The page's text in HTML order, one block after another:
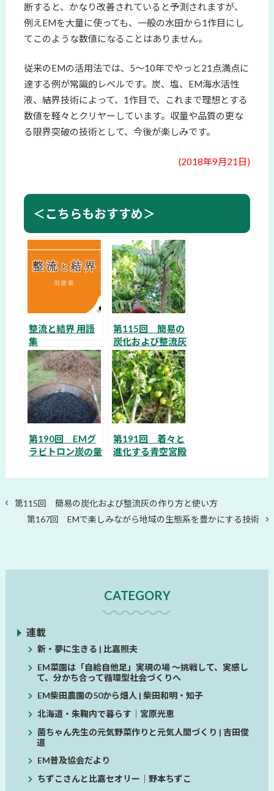
断すると、かなり改善されていると予測されますが、
例えEMを大量に使っても、一般の水田から1作目にし
てこのような数値になることはありません。
従来のEMの活用法では、5～10年でやっと21点満点に
達する例が常識的レベルです。炭、塩、EM海水活性
液、結界技術によって、1作目で、これまで理想とする
数値を軽々とクリヤーしています。収量や品質の更な
る限界突破の技術として、今後が楽しみです。
(2018年9月21日)
＜こちらもおすすめ＞
整流と結界 用語
集
第115回 簡易の
炭化および整流灰
の作り方と使い方
第190回 EMグ
ラビトロン炭の量
第191回 着々と
進化する青空宮殿
過
第115回 簡易の炭化および整流灰の作り方と使い方
次
第167回 EMで楽しみながら地域の生態系を豊かにする技術
CATEGORY
連載
新・夢に生きる | 比嘉照夫
EM菜園は「自給自他足」実現の場 ～挑戦して、実感し
て、分かち合って循環型社会づくりへ
EM柴田農園の50から畑人 | 柴田和明・知子
北海道・朱鞠内で暮らす│宮原光恵
菌ちゃん先生の元気野菜作りと元気人間づくり | 吉田俊
道
EM普及協会だより
ちずこさんと比嘉セオリー│野本ちずこ